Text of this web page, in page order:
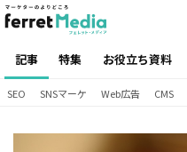
記事 特集 お役立ち資料
SEO SNSマーケ Web広告 CMS